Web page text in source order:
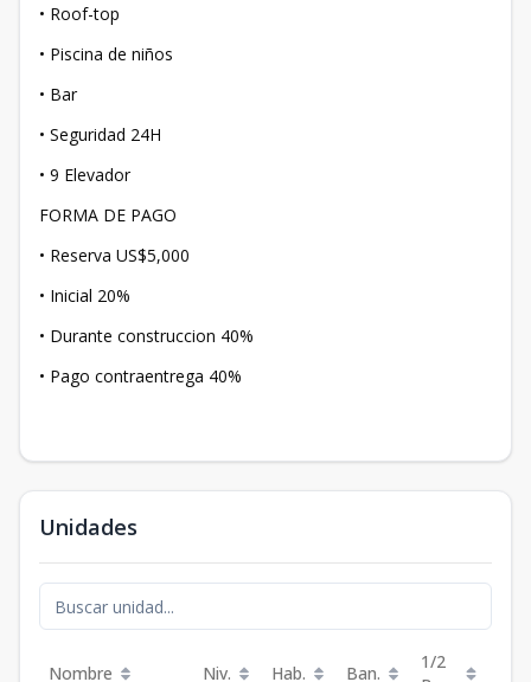
• Roof-top
• Piscina de niños
• Bar
• Seguridad 24H
• 9 Elevador
FORMA DE PAGO
• Reserva US$5,000
• Inicial 20%
• Durante construccion 40%
• Pago contraentrega 40%
Unidades
Nombre Niv. Hab. Ban.
1/2